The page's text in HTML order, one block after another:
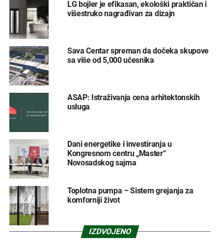
LG bojler je efikasan, ekološki praktičan i
višestruko nagrađivan za dizajn
Sava Centar spreman da dočeka skupove
sa više od 5,000 učesnika
ASAP: Istraživanja cena arhitektonskih
usluga
Dani energetike i investiranja u
Kongresnom centru „Master“
Novosadskog sajma
Toplotna pumpa – Sistem grejanja za
komforniji život
IZDVOJENO